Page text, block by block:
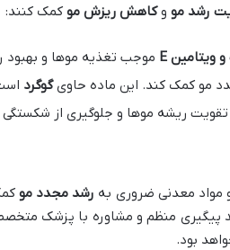
رشد مو وکاهش ریزش مو کمک کنند:
ویتامین E
موجب تغذیه موها و
مو کمک کند. این ماده حاویگوگرد
ریشه موها و جلوگیری از
مواد معدنی ضروری به رشد مجدد مو
پیگیری منظم و مشاوره با پزشک
بود.